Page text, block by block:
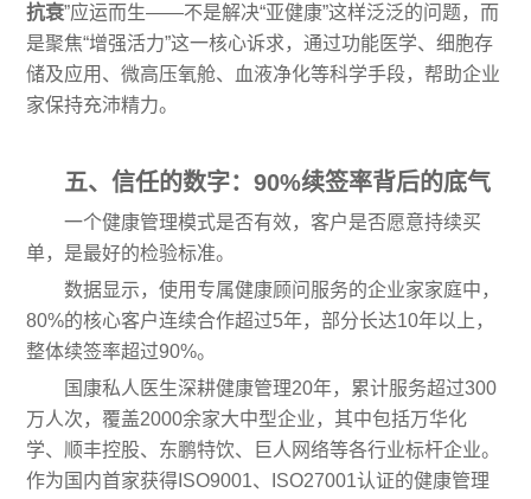
抗衰”应运而生——不是解决“亚健康”这样泛泛的问题，而
是聚焦“增强活力”这一核心诉求，通过功能医学、细胞存
储及应用、微高压氧舱、血液净化等科学手段，帮助企业
家保持充沛精力。
五、信任的数字：90%续签率背后的底气
一个健康管理模式是否有效，客户是否愿意持续买
单，是最好的检验标准。
数据显示，使用专属健康顾问服务的企业家家庭中，
80%的核心客户连续合作超过5年，部分长达10年以上，
整体续签率超过90%。
国康私人医生深耕健康管理20年，累计服务超过300
万人次，覆盖2000余家大中型企业，其中包括万华化
学、顺丰控股、东鹏特饮、巨人网络等各行业标杆企业。
作为国内首家获得ISO9001、ISO27001认证的健康管理